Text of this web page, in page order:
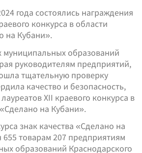
года состоялись награждения
конкурса в области
на Кубани».
муниципальных образований
руководителям предприятий,
тщательную проверку
качество и безопасность,
XII краевого конкурса в
на Кубани».
знак качества «Сделано на
товарам 207 предприятиям
образований Краснодарского